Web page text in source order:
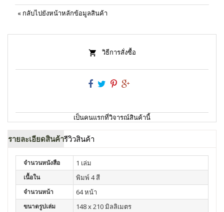
« กลับไปยังหน้าหลักข้อมูลสินค้า
วิธีการสั่งซื้อ
เป็นคนแรกที่วิจารณ์สินค้านี้
รายละเอียดสินค้ารีวิวสินค้า
จำนวนหนังสือ 1 เล่ม
เนื้อใน พิมพ์ 4 สี
จำนวนหน้า 64 หน้า
ขนาดรูปเล่ม 148 x 210 มิลลิเมตร